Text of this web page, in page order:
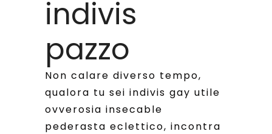
indivis
pazzo
Non calare diverso tempo,
qualora tu sei indivis gay utile
ovverosia insecable
pederasta eclettico, incontra